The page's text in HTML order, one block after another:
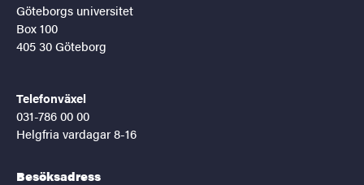
Göteborgs universitet
Box 100
405 30 Göteborg
Telefonväxel
031-786 00 00
Helgfria vardagar 8-16
Besöksadress